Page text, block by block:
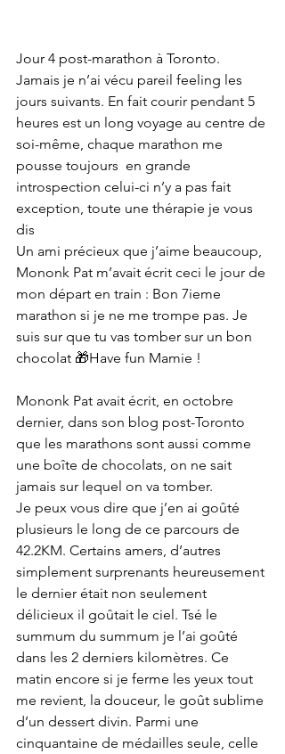
Jour 4 post-marathon à Toronto.
Jamais je n’ai vécu pareil feeling les
jours suivants. En fait courir pendant 5
heures est un long voyage au centre de
soi-même, chaque marathon me
pousse toujours  en grande
introspection celui-ci n’y a pas fait
exception, toute une thérapie je vous
dis
Un ami précieux que j’aime beaucoup,
Mononk Pat m’avait écrit ceci le jour de
mon départ en train : Bon 7ieme
marathon si je ne me trompe pas. Je
suis sur que tu vas tomber sur un bon
chocolat 🎁Have fun Mamie !
Mononk Pat avait écrit, en octobre
dernier, dans son blog post-Toronto
que les marathons sont aussi comme
une boîte de chocolats, on ne sait
jamais sur lequel on va tomber.
Je peux vous dire que j’en ai goûté
plusieurs le long de ce parcours de
42.2KM. Certains amers, d’autres
simplement surprenants heureusement
le dernier était non seulement
délicieux il goûtait le ciel. Tsé le
summum du summum je l’ai goûté
dans les 2 derniers kilomètres. Ce
matin encore si je ferme les yeux tout
me revient, la douceur, le goût sublime
d’un dessert divin. Parmi une
cinquantaine de médailles seule, celle